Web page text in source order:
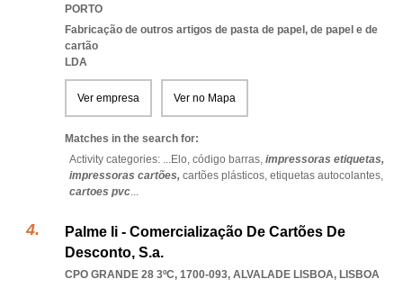
PORTO
Fabricação de outros artigos de pasta de papel, de papel e de
cartão
LDA
Ver empresa Ver no Mapa
Matches in the search for:
Activity categories: ...Elo, código barras, impressoras etiquetas,
impressoras cartões, cartões plásticos, etiquetas autocolantes,
cartoes pvc...
Palme Ii - Comercialização De Cartões De
Desconto, S.a.
CPO GRANDE 28 3ºC, 1700-093, ALVALADE LISBOA, LISBOA